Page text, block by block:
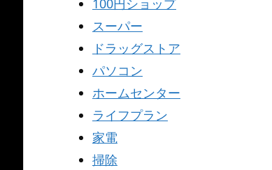
100円ショップ
スーパー
ドラッグストア
パソコン
ホームセンター
ライフプラン
家電
掃除